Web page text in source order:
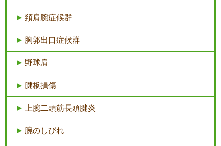
頚肩腕症候群
胸郭出口症候群
野球肩
腱板損傷
上腕二頭筋長頭腱炎
腕のしびれ